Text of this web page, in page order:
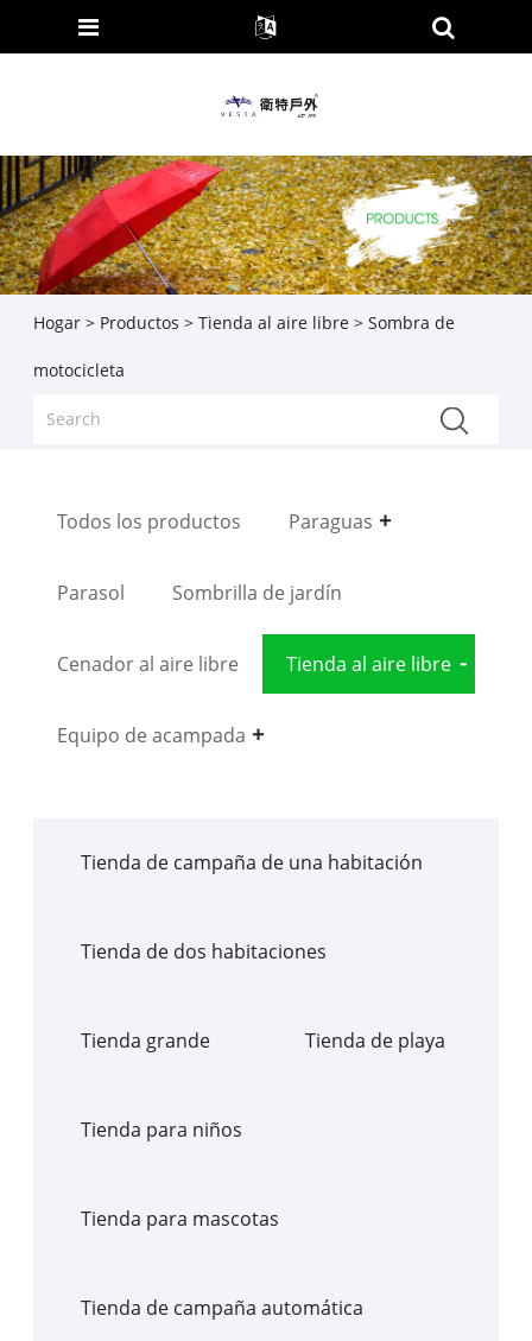
Hogar > Productos > Tienda al aire libre> Sombra de
motocicleta
Todos los productos Paraguas
Parasol Sombrilla de jardín
Cenador al aire libre Tienda al aire libre
Equipo de acampada
Tienda de campaña de una habitación
Tienda de dos habitaciones
Tienda grande Tienda de playa
Tienda para niños
Tienda para mascotas
Tienda de campaña automática